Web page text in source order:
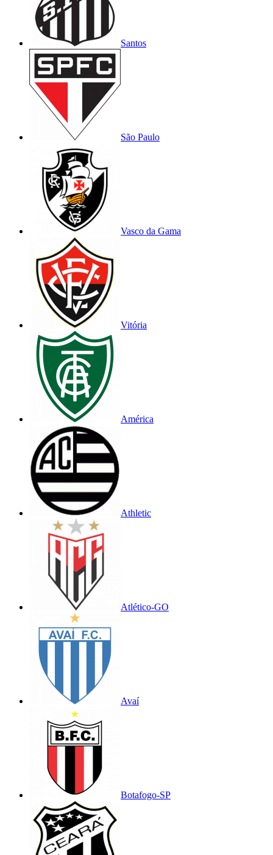
Santos
São Paulo
Vasco da Gama
Vitória
América
Athletic
Atlético-GO
Avaí
Botafogo-SP